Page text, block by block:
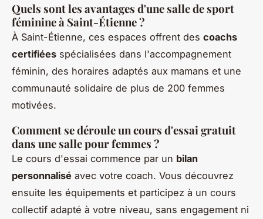
Quels sont les avantages d'une salle de sport
féminine à Saint-Étienne ?
À Saint-Étienne, ces espaces offrent des coachs
certifiées spécialisées dans l'accompagnement
féminin, des horaires adaptés aux mamans et une
communauté solidaire de plus de 200 femmes
motivées.
Comment se déroule un cours d'essai gratuit
dans une salle pour femmes ?
Le cours d'essai commence par un bilan
personnalisé avec votre coach. Vous découvrez
ensuite les équipements et participez à un cours
collectif adapté à votre niveau, sans engagement ni